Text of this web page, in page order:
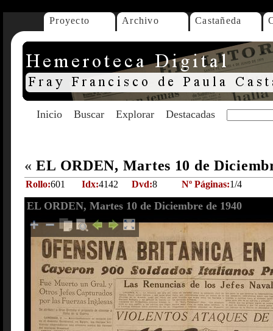
Proyecto Archivo Castañeda
Inicio Buscar Explorar Destacadas
« EL ORDEN, Martes 10 de
Rollo:601 Idx:4142 Dvd:8 Nº Páginas:1/4
EL ORDEN, Martes 10 de Diciembre de 1940